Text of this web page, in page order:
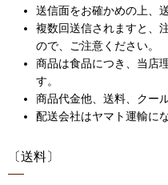
送信面をお確かめの上、
複数回送信されますと、
ので、ご注意ください。
商品は食品につき、当店
す。
商品代金他、送料、クー
配送会社はヤマト運輸に
〔送料〕